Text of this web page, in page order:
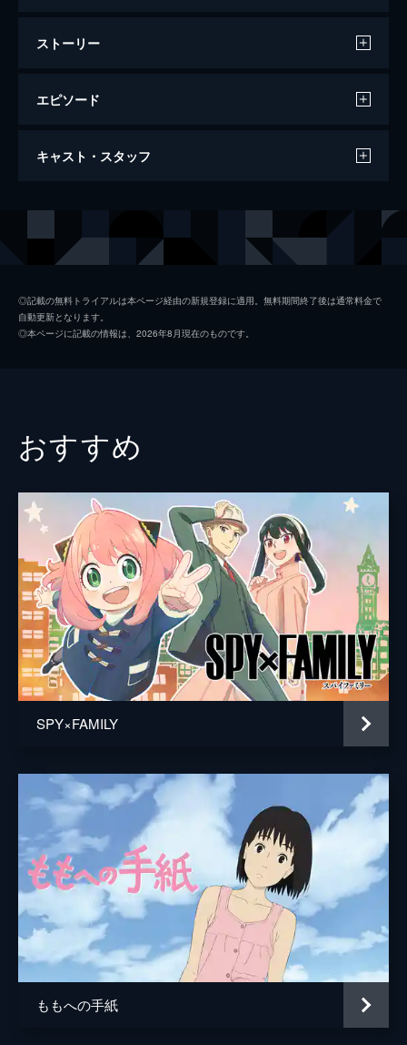
ストーリー
エピソード
天気の子
キャスト・スタッフ
天野陽菜 森七菜
監督 新海誠
脚本 新海誠
原作 新海誠
音楽 RADWIMPS
演出 徳野悠我
居村健治
アニメーション制作 コミックス・ウェーブ・フィルム
川口典孝
◎記載の無料トライアルは本ページ経由の新規登録に適用。無料期間終了後は通常料金で
自動更新となります。
◎本ページに記載の情報は、2026年8月現在のものです。
おすすめ
SPY×FAMILY
ももへの手紙